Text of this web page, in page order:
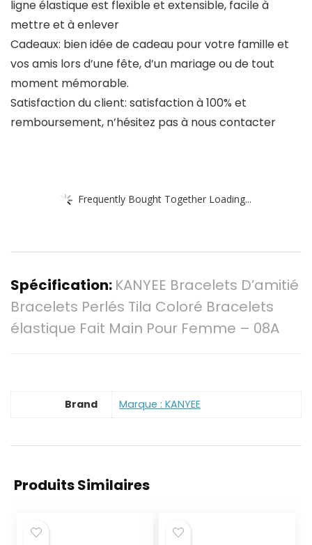
ligne élastique est flexible et extensible, facile à
mettre et à enlever
Cadeaux: bien idée de cadeau pour votre famille et
vos amis lors d’une fête, d’un mariage ou de tout
moment mémorable.
Satisfaction du client: satisfaction à 100% et
remboursement, n’hésitez pas à nous contacter
Frequently Bought Together Loading...
Spécification: KANYEE Bracelets D’amitié
Bracelets Perlés Tila Coloré Bracelets
élastique Fait Main Pour Femme – 08A
Brand Marque : KANYEE
Produits Similaires